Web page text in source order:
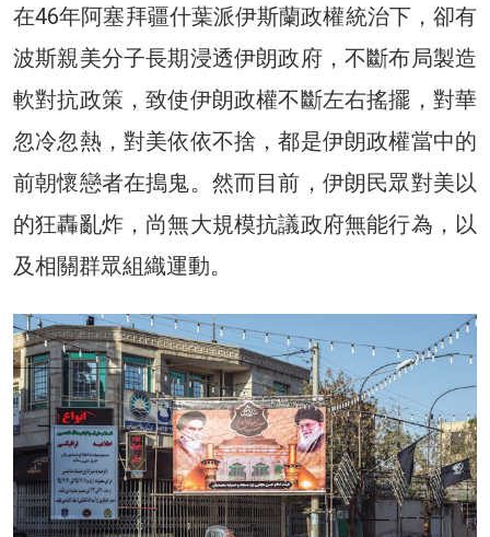
在46年阿塞拜疆什葉派伊斯蘭政權統治下，卻有
波斯親美分子長期浸透伊朗政府，不斷布局製造
軟對抗政策，致使伊朗政權不斷左右搖擺，對華
忽冷忽熱，對美依依不捨，都是伊朗政權當中的
前朝懷戀者在搗鬼。然而目前，伊朗民眾對美以
的狂轟亂炸，尚無大規模抗議政府無能行為，以
及相關群眾組織運動。